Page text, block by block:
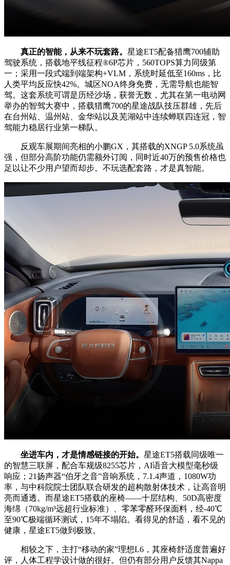
真正的智能，从来不玩套路。 星途ET5配备猎鹰700辅助
驾驶系统，搭载地平线征程®️6P芯片，560TOPS算力同级第
一；采用一段式端到端架构+VLM，系统时延低至160ms，比
人类平均反应快42%。城区NOA终身免费，无需导航也能智
驾。这套系统可谓是历经沙场，获誉无数，尤其在第一电动网
举办的智驾大赛中，搭载猎鹰700的星途战队技压群雄，先后
在台州站、温州站、金华站以及芜湖站中连续蝉联四连冠，智
驾能力稳居行业第一梯队。
反观车展期间亮相的小鹏GX，其搭载的XNGP 5.0系统虽
强，但部分高阶功能仍需额外订阅，同时近40万的预售价格也
足以让不少用户望而却步。不玩选配套路，才是真智能。
坐进车内，才是情感链接的开始。 星途ET5搭载同级唯一
的智慧三联屏，配合车规级8255芯片，AI语音大模型毫秒级
响应；21扬声器“伯牙之音”音响系统，7.1.4声道，1080W功
率，与中科院院士团队联合研发的超构散射体技术，让高音明
亮而通透。而星途ET5搭载的座椅——十层结构、50D高密度
海绵（70kg/m³远超行业标准）、零苯零醛环保面料，经-40℃
至90℃极端循环测试，15年不塌陷。看得见的舒适，看不见的
健康，星途ET5做到极致。
相较之下，主打“移动的家”理想L6，其座椅舒适度普遍好
评，人体工程学设计做的很好。但仍有部分用户反馈其Nappa